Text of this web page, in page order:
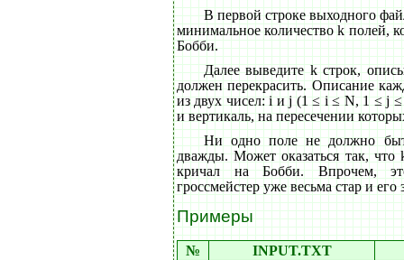
В первой строке выходного
минимальное количество k полей,
Бобби.
Далее выведите k строк,
должен перекрасить. Описание
из двух чисел: i и j (1 ≤ i ≤ N, 1 ≤ j
и вертикаль, на пересечении
Ни одно поле не должно
дважды. Может оказаться так,
кричал на Бобби. Впрочем,
гроссмейстер уже весьма стар и его
Примеры
№ INPUT.TXT